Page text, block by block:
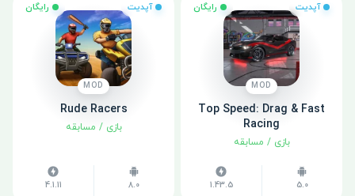
آپدیت رایگان
MOD
Top Speed: Drag & Fast
Racing
بازی / مسابقه
5.0
1.43.5
آپدیت رایگان
MOD
Rude Racers
بازی / مسابقه
8.0
4.1.11